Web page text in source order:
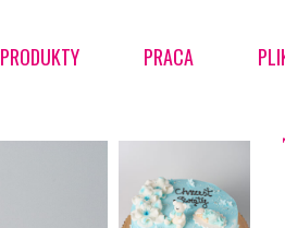
PRODUKTY PRACA